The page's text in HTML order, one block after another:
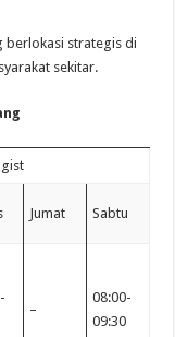
berlokasi strategis di
sekitar.
Jumat Sabtu
–
08:00-
09:30